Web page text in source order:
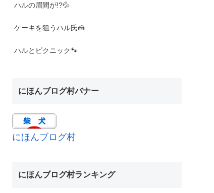
ハルの眉間が!?💦
ケーキを狙うハル氏🍰
ハルとピクニック🐾
にほんブログ村バナー
にほんブログ村
にほんブログ村ランキング